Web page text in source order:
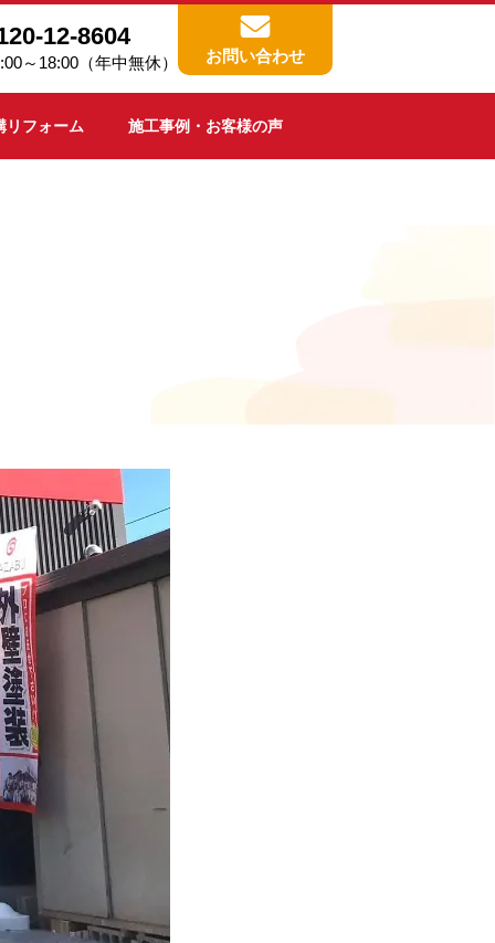
12-8604
～18:00（年中無休） お問い合わせ
リフォーム 施工事例・お客様の声